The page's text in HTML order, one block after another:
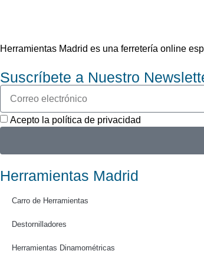
Herramientas Madrid es una ferretería online
Suscríbete a Nuestro
Acepto la política de privacidad
Herramientas Madrid
Carro de Herramientas
Destornilladores
Herramientas Dinamométricas